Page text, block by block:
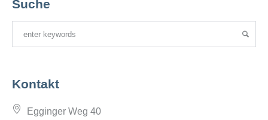
Suche
Kontakt
Egginger Weg 40